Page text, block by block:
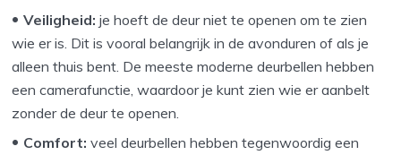
Veiligheid: je hoeft de deur niet te openen om te zien
wie er is. Dit is vooral belangrijk in de avonduren of als je
alleen thuis bent. De meeste moderne deurbellen hebben
een camerafunctie, waardoor je kunt zien wie er aanbelt
zonder de deur te openen.
Comfort: veel deurbellen hebben tegenwoordig een